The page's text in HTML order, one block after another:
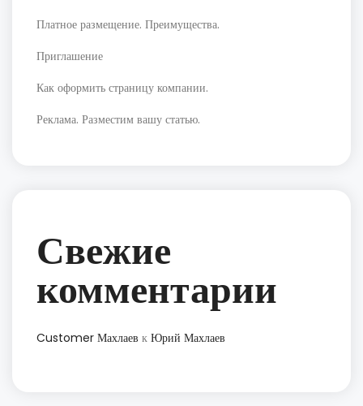
Платное размещение. Преимущества.
Приглашение
Как оформить страницу компании.
Реклама. Разместим вашу статью.
Свежие
комментарии
Customer Махлаев к Юрий Махлаев